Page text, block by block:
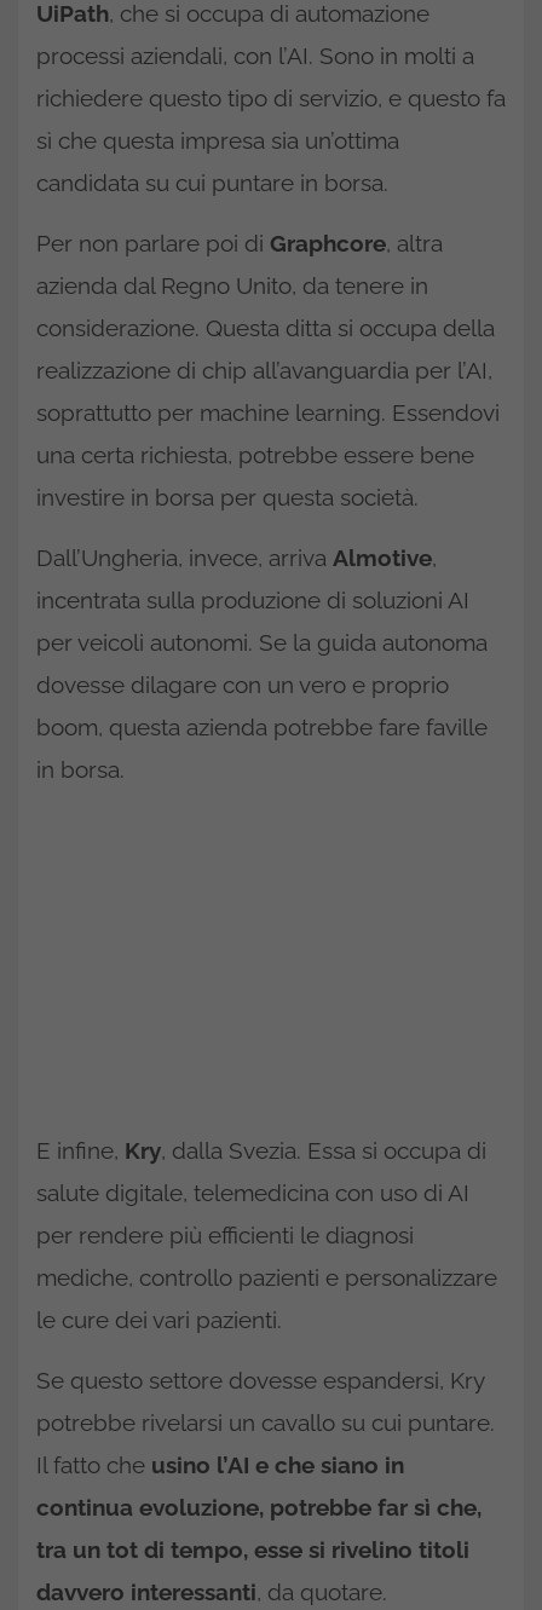
UiPath, che si occupa di automazione
processi aziendali, con l’AI. Sono in molti a
richiedere questo tipo di servizio, e questo fa
sì che questa impresa sia un’ottima
candidata su cui puntare in borsa.
Per non parlare poi di Graphcore, altra
azienda dal Regno Unito, da tenere in
considerazione. Questa ditta si occupa della
realizzazione di chip all’avanguardia per l’AI,
soprattutto per machine learning. Essendovi
una certa richiesta, potrebbe essere bene
investire in borsa per questa società.
Dall’Ungheria, invece, arriva Almotive,
incentrata sulla produzione di soluzioni AI
per veicoli autonomi. Se la guida autonoma
dovesse dilagare con un vero e proprio
boom, questa azienda potrebbe fare faville
in borsa.
E infine, Kry, dalla Svezia. Essa si occupa di
salute digitale, telemedicina con uso di AI
per rendere più efficienti le diagnosi
mediche, controllo pazienti e personalizzare
le cure dei vari pazienti.
Se questo settore dovesse espandersi, Kry
potrebbe rivelarsi un cavallo su cui puntare.
Il fatto che usino l’AI e che siano in
continua evoluzione, potrebbe far sì che,
tra un tot di tempo, esse si rivelino titoli
davvero interessanti, da quotare.